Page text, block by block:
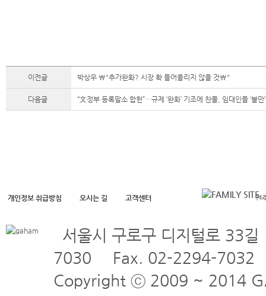
이전글 박상우 \"추가완화? 시장 확 들어올리지 않을 것\"
다음글 “文정부 등록말소 합헌”…규제 ‘완화’ 기조에 찬물, 임대인들 ‘불만’
개인정보 취급방침 오시는 길 고객센터
전
전
서울시 구로구 디지털로 33
7030
Fax. 02-2294-7032
Copyright ⓒ 2009 ~ 2014